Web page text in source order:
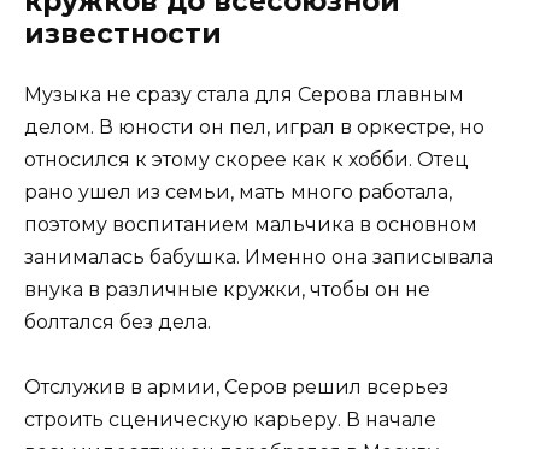
известности
Музыка не сразу стала для Серова главным
делом. В юности он пел, играл в оркестре, но
относился к этому скорее как к хобби. Отец
рано ушел из семьи, мать много работала,
поэтому воспитанием мальчика в основном
занималась бабушка. Именно она записывала
внука в различные кружки, чтобы он не
болтался без дела.
Отслужив в армии, Серов решил всерьез
строить сценическую карьеру. В начале